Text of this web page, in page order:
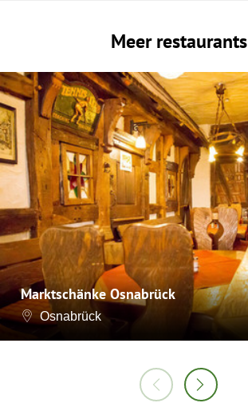
Meer restaurants
Marktschänke Osnabrück
Osnabrück